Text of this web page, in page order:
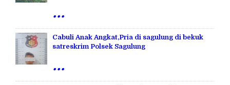
...
Cabuli Anak Angkat,Pria di sagulung di bekuk
satreskrim Polsek Sagulung
...